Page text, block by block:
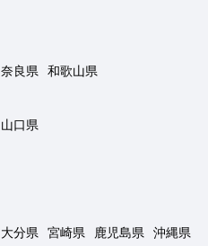
奈良県
和歌山県
山口県
大分県 宮崎県 鹿児島県 沖縄県